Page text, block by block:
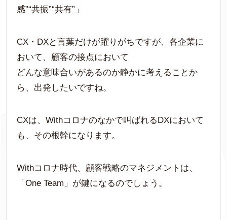
感”“共振”“共有”」
CX・DXと言葉だけが躍りがちですが、各企業に
おいて、顧客の接点において
どんな意味合いがあるのか静かに考えることか
ら、出発したいですね。
CXは、Withコロナのなかで叫ばれるDXにおいて
も、その根幹になります。
Withコロナ時代、顧客戦略のマネジメントは、
「One Team」が鍵になるのでしょう。